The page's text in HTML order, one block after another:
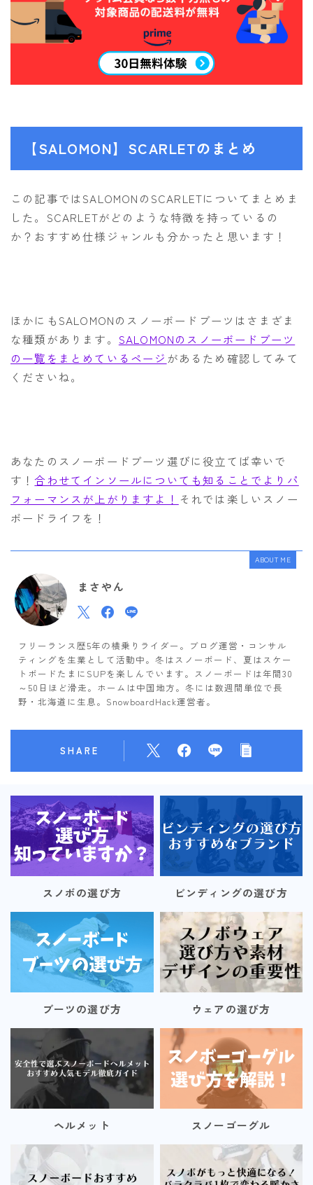
【SALOMON】SCARLETのまとめ
この記事ではSALOMONのSCARLETについてまとめま
した。SCARLETがどのような特徴を持っているの
か？おすすめ仕様ジャンルも分かったと思います！
ほかにもSALOMONのスノーボードブーツはさまざま
な種類があります。 SALOMONのスノーボードブーツ
の一覧をまとめているページ があるため確認してみて
くださいね。
あなたのスノーボードブーツ選びに役立てば幸いで
す！合わせてインソールについても知ることでよりパ
フォーマンスが上がりますよ！ それでは楽しいスノー
ボードライフを！
ABOUT ME
まさやん
フリーランス歴5年の横乗りライダー。ブログ運営・コンサル
ティングを生業として活動中。冬はスノーボード、夏はスケー
トボードたまにSUPを楽しんでいます。スノーボードは年間30
～50日ほど滑走。ホームは中国地方。冬には数週間単位で長
野・北海道に生息。SnowboardHack運営者。
SHARE
スノボの選び方 ビンディングの選び方
ブーツの選び方 ウェアの選び方
ヘルメット スノーゴーグル